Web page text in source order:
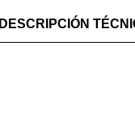
DESCRIPCIÓN